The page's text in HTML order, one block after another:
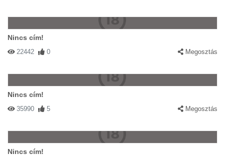
Nincs cím!
22442 0 Megosztás
Nincs cím!
35990 5 Megosztás
Nincs cím!